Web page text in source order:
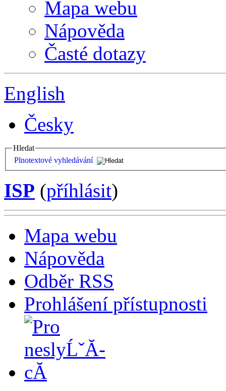
Mapa webu
Nápověda
Časté dotazy
English
Česky
Hledat
Plnotextové vyhledávání
ISP (příhlásit)
Mapa webu
Nápověda
Odběr RSS
Prohlášení přístupnosti